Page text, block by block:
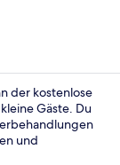
der kostenlose
Gäste. Du
und